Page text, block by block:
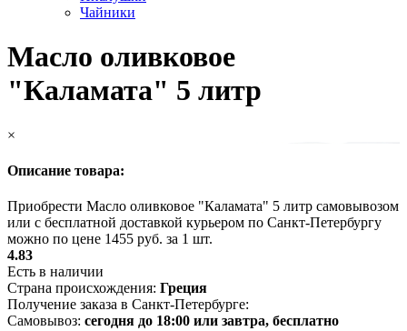
Чайники
Масло оливковое
"Каламата" 5 литр
×
Описание товара:
Приобрести Масло оливковое "Каламата" 5 литр самовывозом
или с бесплатной доставкой курьером по Санкт-Петербургу
можно по цене 1455 руб. за 1 шт.
4.83
Есть в наличии
Страна происхождения: Греция
Получение заказа в Санкт-Петербурге:
Самовывоз: сегодня до 18:00 или завтра, бесплатно